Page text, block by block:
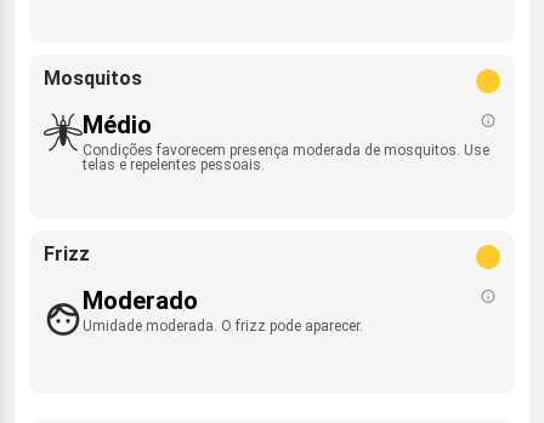
Mosquitos
Médio
Condições favorecem presença moderada de mosquitos. Use
telas e repelentes pessoais.
Frizz
Moderado
Umidade moderada. O frizz pode aparecer.